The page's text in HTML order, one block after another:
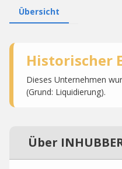
Übersicht
Historischer
Dieses Unternehmen
(Grund: Liquidierung).
Über